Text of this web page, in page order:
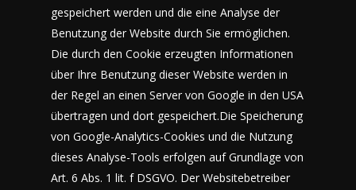
gespeichert werden und die eine Analyse der
Benutzung der Website durch Sie ermöglichen.
Die durch den Cookie erzeugten Informationen
über Ihre Benutzung dieser Website werden in
der Regel an einen Server von Google in den USA
übertragen und dort gespeichert.Die Speicherung
von Google-Analytics-Cookies und die Nutzung
dieses Analyse-Tools erfolgen auf Grundlage von
Art. 6 Abs. 1 lit. f DSGVO. Der Websitebetreiber